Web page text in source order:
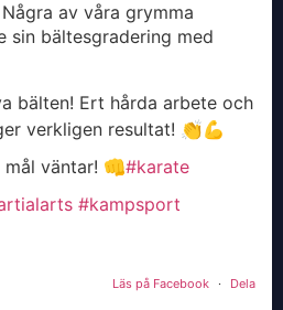
av våra grymma
sin bältesgradering med
bälten! Ert hårda arbete och
verkligen resultat! 👏💪
mål väntar! 👊#karate
#kampsport
Läs på Facebook · Dela